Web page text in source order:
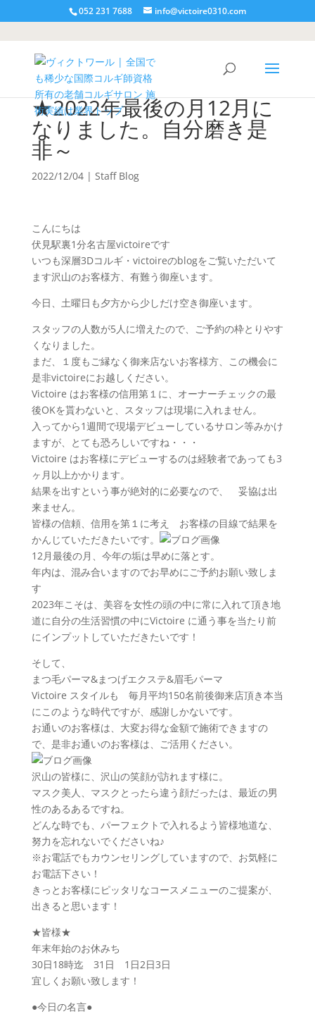
052 231 7688 info@victoire0310.com
★2022年最後の月12月に
なりました。自分磨き是
非～
2022/12/04| Staff Blog
こんにちは
伏見駅裏1分名古屋victoireです
いつも深層3Dコルギ・victoireのblogをご覧いただいて
ます沢山のお客様方、有難う御座います。
今日、土曜日も夕方から少しだけ空き御座います。
スタッフの人数が5人に増えたので、ご予約の枠とりやす
くなりました。
まだ、１度もご縁なく御来店ないお客様方、この機会に
是非victoireにお越しください。
Victoire はお客様の信用第１に、オーナーチェックの最
後OKを貰わないと、スタッフは現場に入れません。
入ってから1週間で現場デビューしているサロン等みかけ
ますが、とても恐ろしいですね・・・
Victoire はお客様にデビューするのは経験者であっても3
ヶ月以上かかります。
結果を出すという事が絶対的に必要なので、 妥協は出
来ません。
皆様の信頼、信用を第１に考え お客様の目線で結果を
かんじていただきたいです。
12月最後の月、今年の垢は早めに落とす。
年内は、混み合いますのでお早めにご予約お願い致しま
す
2023年こそは、美容を女性の頭の中に常に入れて頂き地
道に自分の生活習慣の中にVictoire に通う事を当たり前
にインプットしていただきたいです！
そして、
まつ毛パーマ&まつげエクステ&眉毛パーマ
Victoire スタイルも 毎月平均150名前後御来店頂き本当
にこのような時代ですが、感謝しかないです。
お通いのお客様は、大変お得な金額で施術できますの
で、是非お通いのお客様は、ご活用ください。
沢山の皆様に、沢山の笑顔が訪れます様に。
マスク美人、マスクとったら違う顔だったは、最近の男
性のあるあるですね。
どんな時でも、パーフェクトで入れるよう皆様地道な、
努力を忘れないでくださいね♪
※お電話でもカウンセリングしていますので、お気軽に
お電話下さい！
きっとお客様にピッタリなコースメニューのご提案が、
出きると思います！
★皆様★
年末年始のお休みち
30日18時迄 31日 1日2日3日
宜しくお願い致します！
●今日の名言●